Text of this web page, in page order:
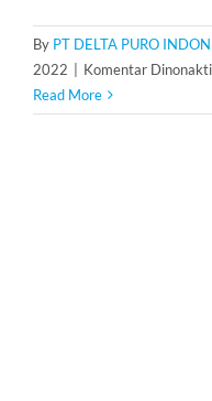
By PT DELTA PURO
2022
Komentar
Read More